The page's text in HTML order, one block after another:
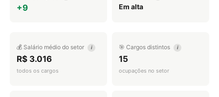
+9 Em alta
💰 Salário médio do setor i
R$ 3.016
todos os cargos
🎯 Cargos distintos i
15
ocupações no setor